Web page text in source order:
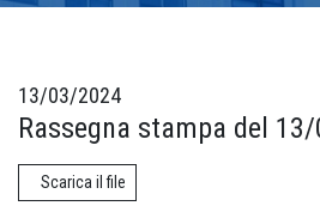
13/03/2024
Rassegna stampa del
Scarica il file